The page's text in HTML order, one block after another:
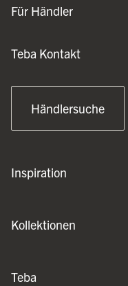
Für Händler
Teba Kontakt
Händlersuche
Inspiration
Kollektionen
Teba